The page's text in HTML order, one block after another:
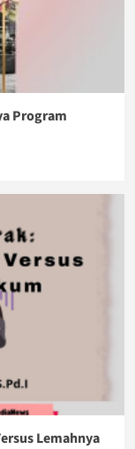
Program
Lemahnya